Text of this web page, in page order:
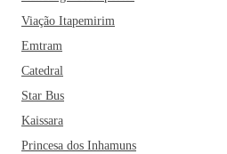
Viação Itapemirim
Emtram
Catedral
Star Bus
Kaissara
Princesa dos Inhamuns